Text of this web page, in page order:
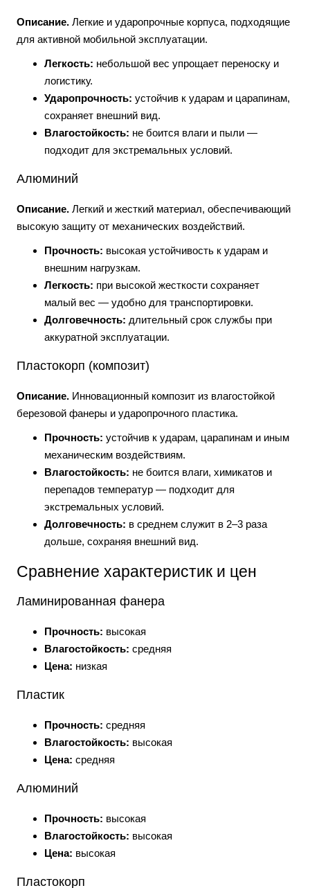
Описание. Легкие и ударопрочные корпуса, подходящие
для активной мобильной эксплуатации.
Легкость: небольшой вес упрощает переноску и
логистику.
Ударопрочность: устойчив к ударам и царапинам,
сохраняет внешний вид.
Влагостойкость: не боится влаги и пыли —
подходит для экстремальных условий.
Алюминий
Описание. Легкий и жесткий материал, обеспечивающий
высокую защиту от механических воздействий.
Прочность: высокая устойчивость к ударам и
внешним нагрузкам.
Легкость: при высокой жесткости сохраняет
малый вес — удобно для транспортировки.
Долговечность: длительный срок службы при
аккуратной эксплуатации.
Пластокорп (композит)
Описание. Инновационный композит из влагостойкой
березовой фанеры и ударопрочного пластика.
Прочность: устойчив к ударам, царапинам и иным
механическим воздействиям.
Влагостойкость: не боится влаги, химикатов и
перепадов температур — подходит для
экстремальных условий.
Долговечность: в среднем служит в 2–3 раза
дольше, сохраняя внешний вид.
Сравнение характеристик и цен
Ламинированная фанера
Прочность: высокая
Влагостойкость: средняя
Цена: низкая
Пластик
Прочность: средняя
Влагостойкость: высокая
Цена: средняя
Алюминий
Прочность: высокая
Влагостойкость: высокая
Цена: высокая
Пластокорп